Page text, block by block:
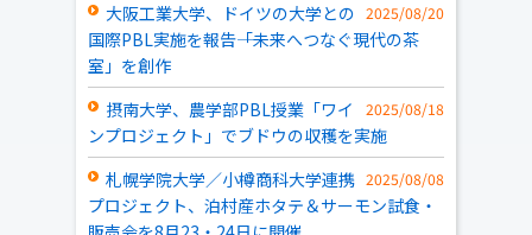
2025/08/20
大阪工業大学、ドイツの大学との
国際PBL実施を報告――「未来へつなぐ現代の茶
室」を創作
2025/08/18
摂南大学、農学部PBL授業「ワイ
ンプロジェクト」でブドウの収穫を実施
2025/08/08
札幌学院大学／小樽商科大学連携
プロジェクト、泊村産ホタテ＆サーモン試食・